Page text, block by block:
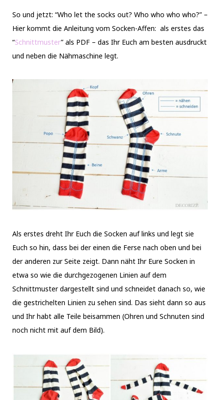
So und jetzt: “Who let the socks out? Who who who who?” –
Hier kommt die Anleitung vom Socken-Affen: als erstes das
“Schnittmuster” als PDF – das Ihr Euch am besten ausdruckt
und neben die Nähmaschine legt.
Als erstes dreht Ihr Euch die Socken auf links und legt sie
Euch so hin, dass bei der einen die Ferse nach oben und bei
der anderen zur Seite zeigt. Dann näht Ihr Eure Socken in
etwa so wie die durchgezogenen Linien auf dem
Schnittmuster dargestellt sind und schneidet danach so, wie
die gestrichelten Linien zu sehen sind. Das sieht dann so aus
und Ihr habt alle Teile beisammen (Ohren und Schnuten sind
noch nicht mit auf dem Bild).